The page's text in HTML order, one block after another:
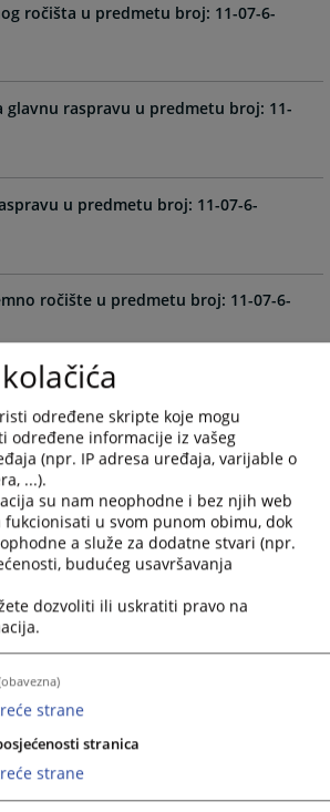
forward
with
the
select
a
the
question
to
the
keyboard
shortcuts
for
changing
dates.
ročišta u predmetu broj: 11-07-6-
glavnu raspravu u predmetu broj: 11-
u predmetu broj: 11-07-6-
ročište u predmetu broj: 11-07-6-
u predmetu broj: 11-07-6-
u predmetu broj: 11-07-6-
u predmetu broj: 11-07-6-
ročišta u predmetu broj: 11-07-6-
u predmetu broj: 11-07-6-113/26
određene skripte koje mogu
određene informacije iz vašeg
(npr. IP adresa uređaja, varijable o
...).
su nam neophodne i bez njih web
u svom punom obimu, dok
a služe za dodatne stvari (npr.
budućeg usavršavanja
dozvoliti ili uskratiti pravo na
strane
stranica
strane